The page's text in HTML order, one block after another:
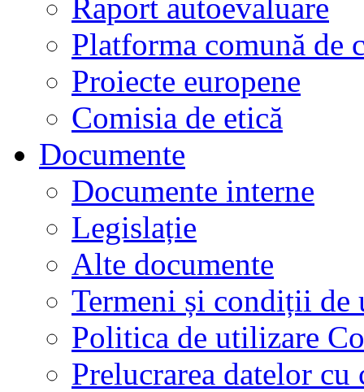
Raport autoevaluare
Platforma comună de
Proiecte europene
Comisia de etică
Documente
Documente interne
Legislație
Alte documente
Termeni și condiții de
Politica de utilizare
Prelucrarea datelor cu